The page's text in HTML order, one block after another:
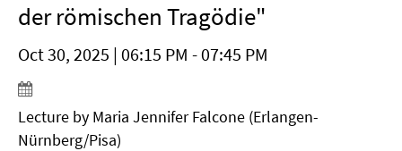
der römischen Tragödie"
Oct 30, 2025 | 06:15 PM - 07:45 PM
Lecture by Maria Jennifer Falcone (Erlangen-
Nürnberg/Pisa)